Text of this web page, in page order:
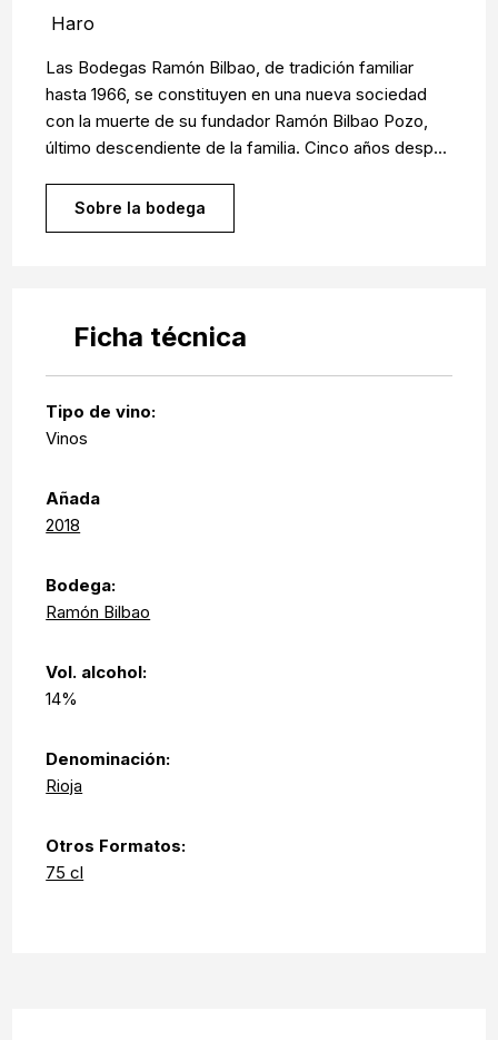
Haro
Las Bodegas Ramón Bilbao, de tradición familiar
hasta 1966, se constituyen en una nueva sociedad
con la muerte de su fundador Ramón Bilbao Pozo,
último descendiente de la familia. Cinco años desp...
Sobre la bodega
Ficha técnica
Tipo de vino:
Vinos
Añada
2018
Bodega:
Ramón Bilbao
Vol. alcohol:
14%
Denominación:
Rioja
Otros Formatos:
75 cl